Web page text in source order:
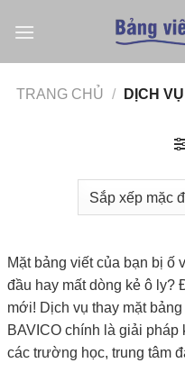
qua
TRANG CHỦ /
DỊCH
Mặt bảng viết của bạn bị ố
đầu hay mất dòng kẻ ô ly?
mới! Dịch vụ thay mặt
BAVICO chính là giải
các trường học, trung tâm